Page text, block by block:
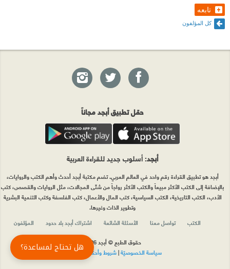
تابعه
كل المؤلفون
حمّل تطبيق أبجد مجاناً
أبجد: أسلوب جديد للقراءة العربية
أبجد هو تطبيق القراءة رقم واحد في العالم العربي. تضم مكتبة أبجد أحدث وأهم الكتب والروايات،
بالإضافة إلى الكتب الأكثر مبيعاً والكتب الأكثر رواجاً من شتّى المجالات، مثل الروايات والقصص، كتب
الأدب، الكتب التاريخية، الكتب السياسية، كتب المال والأعمال، كتب الفلسفة وكتب التنمية البشرية
وتطوير الذات وغيرها.
الكتب
تواصل معنا الأسئلة الشائعة اشتراك أبجد بلا حدود
المؤلفون
حقوق الطبع © أبجد 2026
سياسة الخصوصيّة|شروط وأحكام الاستخدامهل تحتاج لمساعدة؟